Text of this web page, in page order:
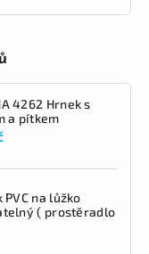
4262 Hrnek s
a pítkem
PVC na lůžko
( prostěradlo